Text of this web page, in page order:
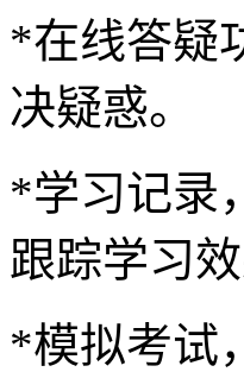
*在线答疑
决疑惑。
*学习记录
跟踪学习效
*模拟考试